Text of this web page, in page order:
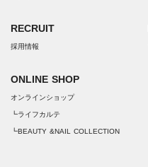
RECRUIT
採用情報
ONLINE SHOP
オンラインショップ
┗ライフカルテ
┗BEAUTY &NAIL COLLECTION